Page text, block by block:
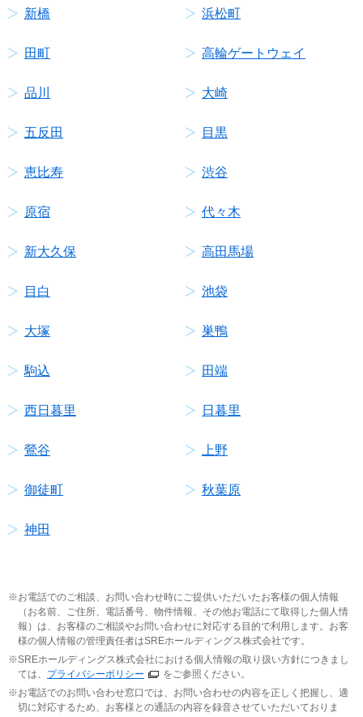
新橋 浜松町
田町 高輪ゲートウェイ
品川 大崎
五反田 目黒
恵比寿 渋谷
原宿 代々木
新大久保 高田馬場
目白 池袋
大塚 巣鴨
駒込 田端
西日暮里 日暮里
鶯谷 上野
御徒町 秋葉原
神田
お電話でのご相談、お問い合わせ時にご提供いただいたお客様の個人情報
（お名前、ご住所、電話番号、物件情報、その他お電話にて取得した個人情
報）は、お客様のご相談やお問い合わせに対応する目的で利用します。お客
様の個人情報の管理責任者はSREホールディングス株式会社です。
SREホールディングス株式会社における個人情報の取り扱い方針につきまし
ては、 プライバシーポリシー
をご参照ください。
お電話でのお問い合わせ窓口では、お問い合わせの内容を正しく把握し、適
切に対応するため、お客様との通話の内容を録音させていただいておりま